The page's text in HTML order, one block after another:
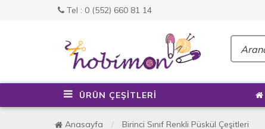
Tel : 0 (552) 660 81 14
ÜRÜN ÇEŞİTLERİ
Anasayfa Birinci Sınıf Renkli Püskül Çeşitleri